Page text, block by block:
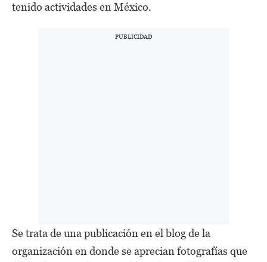
tenido actividades en México.
Se trata de una publicación en el blog de la
organización en donde se aprecian fotografías que